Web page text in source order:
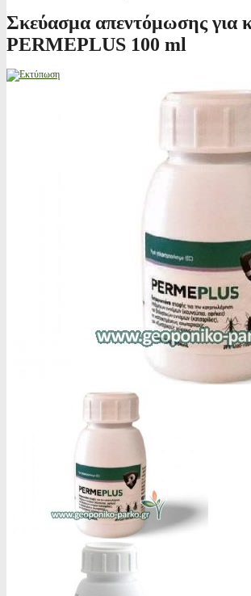
Σκεύασμα απεντόμωσης για
PERMEPLUS 100 ml